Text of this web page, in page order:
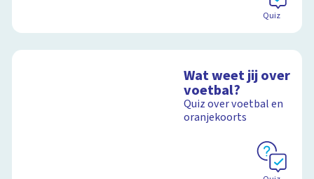
Quiz
Wat weet jij over
voetbal?
Quiz over voetbal en
oranjekoorts